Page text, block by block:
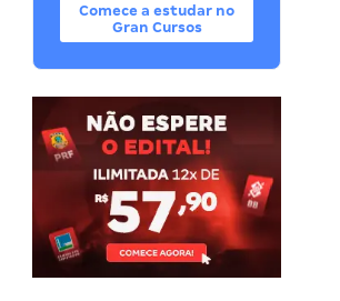
Comece a estudar no
Gran Cursos